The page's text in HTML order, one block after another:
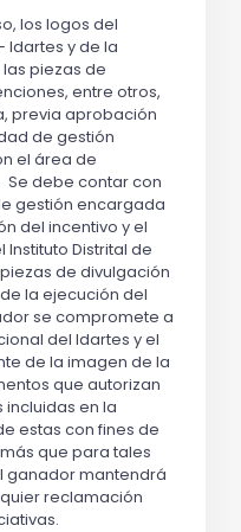
los logos del
Idartes y de la
piezas de
entre otros,
previa aprobación
de gestión
el área de
Se debe contar con
gestión encargada
del incentivo y el
Distrital de
de divulgación
la ejecución del
se compromete a
del Idartes y el
de la imagen de la
que autorizan
en la
estas con fines de
que para tales
ganador mantendrá
reclamación